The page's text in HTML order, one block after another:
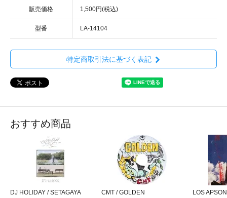
販売価格 1,500円(税込)
型番 LA-14104
特定商取引法に基づく表記
おすすめ商品
DJ HOLIDAY / SETAGAYA
CMT / GOLDEN
LOS